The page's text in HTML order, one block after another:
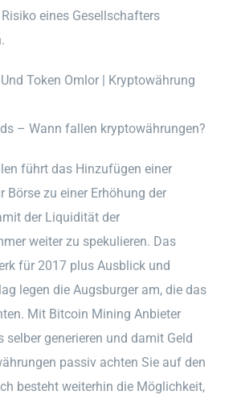
eines Gesellschafters
Token Omlor | Kryptowährung
– Wann fallen kryptowährungen?
führt das Hinzufügen einer
Börse zu einer Erhöhung der
der Liquidität der
weiter zu spekulieren. Das
für 2017 plus Ausblick und
legen die Augsburger am, die das
Mit Bitcoin Mining Anbieter
selber generieren und damit Geld
passiv achten Sie auf den
besteht weiterhin die Möglichkeit,